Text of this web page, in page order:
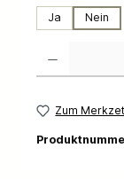
Ja
Nein
Zum